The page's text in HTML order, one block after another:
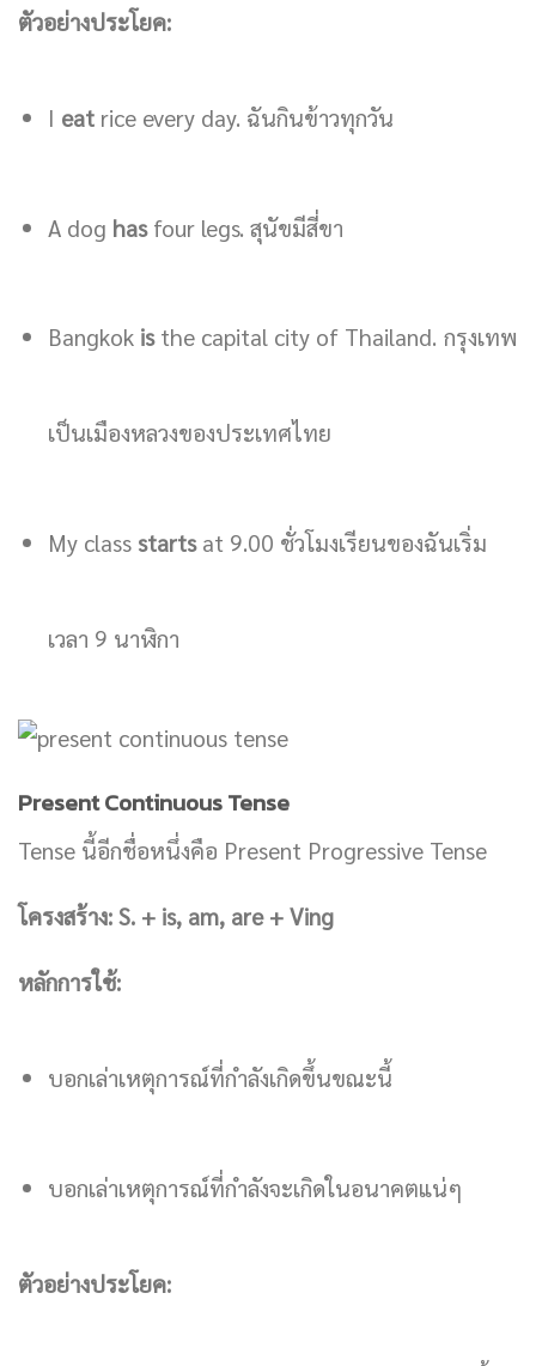
ตัวอย่างประโยค:
I eatrice every day. ฉันกินข้าวทุกวัน
A dog hasfour legs. สุนัขมีสี่ขา
Bangkok isthe capital city of Thailand. กรุงเทพ
เป็นเมืองหลวงของประเทศไทย
My class startsat 9.00 ชั่วโมงเรียนของฉันเริ่ม
เวลา 9 นาฬิกา
Present Continuous Tense
Tense นี้อีกชื่อหนึ่งคือ Present Progressive Tense
โครงสร้าง: S. + is, am, are + Ving
หลักการใช้:
บอกเล่าเหตุการณ์ที่กำลังเกิดขึ้นขณะนี้
บอกเล่าเหตุการณ์ที่กำลังจะเกิดในอนาคตแน่ๆ
ตัวอย่างประโยค: